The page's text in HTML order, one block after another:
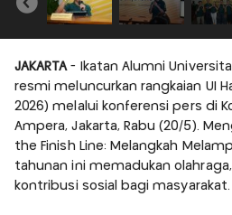
JAKARTA - Ikatan Alumni
resmi meluncurkan rangkaian UI
2026) melalui konferensi pers di
Ampera, Jakarta, Rabu (20/5).
the Finish Line: Melangkah
tahunan ini memadukan
kontribusi sosial bagi masyarakat.